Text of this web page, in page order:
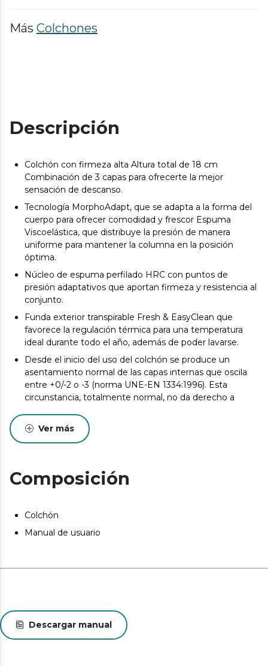
Más Colchones
Descripción
Colchón con firmeza alta Altura total de 18 cm
Combinación de 3 capas para ofrecerte la mejor
sensación de descanso.
Tecnología MorphoAdapt, que se adapta a la forma del
cuerpo para ofrecer comodidad y frescor Espuma
Viscoelástica, que distribuye la presión de manera
uniforme para mantener la columna en la posición
óptima.
Núcleo de espuma perfilado HRC con puntos de
presión adaptativos que aportan firmeza y resistencia al
conjunto.
Funda exterior transpirable Fresh & EasyClean que
favorece la regulación térmica para una temperatura
ideal durante todo el año, además de poder lavarse.
Desde el inicio del uso del colchón se produce un
asentamiento normal de las capas internas que oscila
entre +0/-2 o -3 (norma UNE-EN 1334:1996). Esta
circunstancia, totalmente normal, no da derecho a
Pueden existir leves diferencias entre el producto
mostrado y el entregado en cuanto a color, tejido o
Ver más
Composición
Colchón
Manual de usuario
Descargar manual